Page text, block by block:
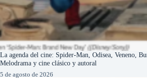
La agenda del cine: Spider-Man, Odisea, Veneno,
Melodrama y cine clásico y autoral
5 de agosto de 2026